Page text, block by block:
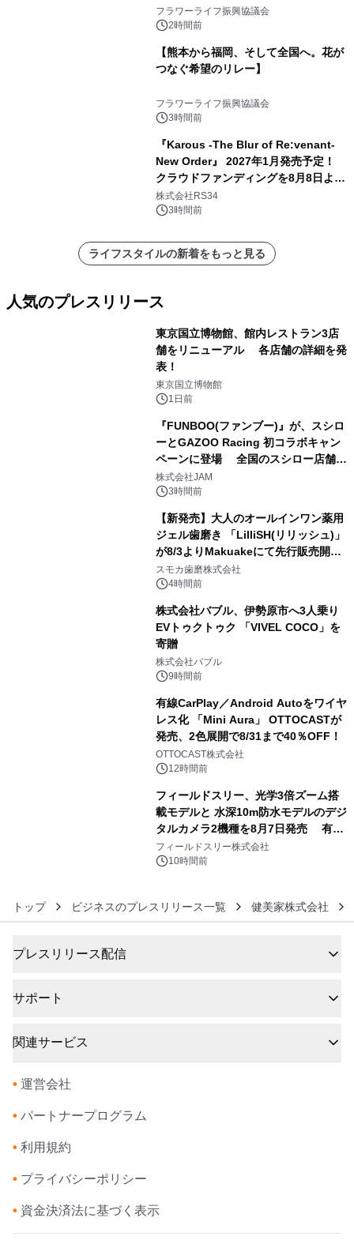
フラワーライフ振興協議会
2時間前
【熊本から福岡、そして全国へ。花が
つなぐ希望のリレー】
フラワーライフ振興協議会
3時間前
『Karous -The Blur of Re:venant-
New Order』 2027年1月発売予定！
クラウドファンディングを8月8日より
開始
株式会社RS34
3時間前
ライフスタイルの新着をもっと見る
人気のプレスリリース
東京国立博物館、館内レストラン3店
舗をリニューアル 各店舗の詳細を発
表！
東京国立博物館
1日前
『FUNBOO(ファンブー)』が、スシロ
ーとGAZOO Racing 初コラボキャン
ペーンに登場 全国のスシロー店舗で
GR 4車種の FUNBOO(ミニカー)付き
メニューが展開されます
株式会社JAM
3時間前
【新発売】大人のオールインワン薬用
ジェル歯磨き 「LilliSH(リリッシュ)」
が8/3よりMakuakeにて先行販売開
始！
スモカ歯磨株式会社
4時間前
株式会社バブル、伊勢原市へ3人乗り
EVトゥクトゥク 「VIVEL COCO」を
寄贈
株式会社バブル
9時間前
有線CarPlay／Android Autoをワイヤ
レス化 「Mini Aura」 OTTOCASTが
発売、2色展開で8/31まで40％OFF！
OTTOCAST株式会社
12時間前
フィールドスリー、光学3倍ズーム搭
載モデルと 水深10m防水モデルのデジ
タルカメラ2機種を8月7日発売 有効
約1300万画素、用途別に選べるコンデ
ジ新登場
フィールドスリー株式会社
10時間前
トップ ビジネスのプレスリリース一覧 健美家株式会社
プレスリリース配信
サポート
関連サービス
• 運営会社
• パートナープログラム
• 利用規約
• プライバシーポリシー
• 資金決済法に基づく表示